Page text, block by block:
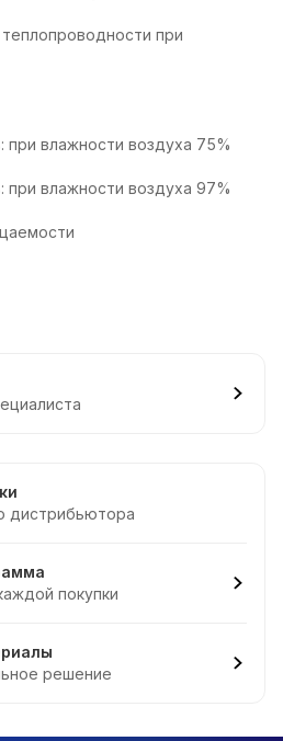
при
влажности воздуха 75%
влажности воздуха 97%
дистрибьютора
покупки
решение